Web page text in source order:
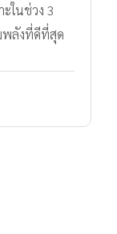
ในช่วง 3
พลังที่ดีที่สุด
Baby &
ของคนท้อง